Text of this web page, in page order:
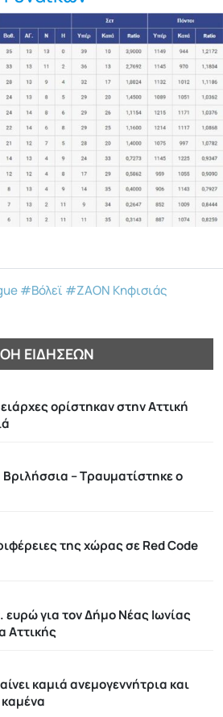
#Βόλεϊ #ΖΑΟΝ Κηφισιάς
ΕΙΔΉΣΕΩΝ
ορίστηκαν στην Αττική
– Τραυματίστηκε ο
της χώρας σε Red Code
ευρώ για τον Δήμο Νέας Ιωνίας
Αττικής
καμιά ανεμογεννήτρια και